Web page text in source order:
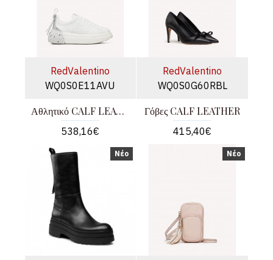
RedValentino
WQ0S0E11AVU
Αθλητικό CALF LEATHER
538,16€
RedValentino
WQ0S0G60RBL
Γόβες CALF LEATHER
415,40€
Νέο Νέο